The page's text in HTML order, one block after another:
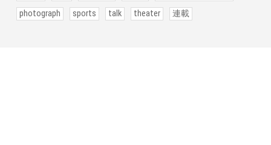
photograph
sports talk theater 連載